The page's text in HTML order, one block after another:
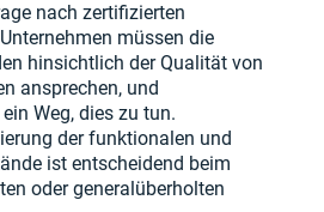
nach zertifizierten
müssen die
hinsichtlich der Qualität von
ansprechen, und
Weg, dies zu tun.
der funktionalen und
ist entscheidend beim
oder generalüberholten